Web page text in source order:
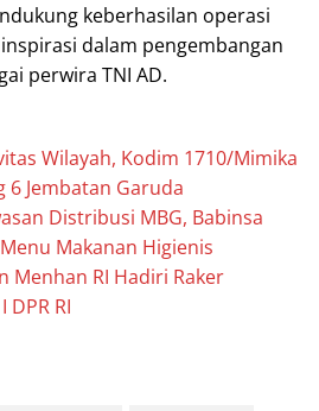
keberhasilan operasi
dalam pengembangan
perwira TNI AD.
Wilayah, Kodim 1710/Mimika
6 Jembatan Garuda
Distribusi MBG, Babinsa
Makanan Higienis
Menhan RI Hadiri Raker
DPR RI